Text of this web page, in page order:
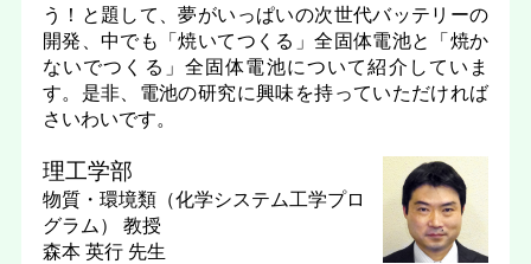
う！と題して、夢がいっぱいの次世代バッテリーの
開発、中でも「焼いてつくる」全固体電池と「焼か
ないでつくる」全固体電池について紹介していま
す。是非、電池の研究に興味を持っていただければ
さいわいです。
理工学部
物質・環境類（化学システム工学プロ
グラム） 教授
森本 英行 先生